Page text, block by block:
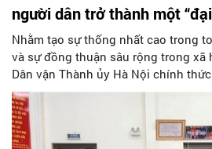
người dân trở thành một
Nhằm tạo sự thống nhất cao trong
và sự đồng thuận sâu rộng trong xã
Dân vận Thành ủy Hà Nội chính
thông tin, tuyên truyền về Phong
Chương trình không chỉ góp phần
quyết số 57-NQ/TW của Thủ đô, mà
học tập suốt đời, đưa tri thức và kỹ